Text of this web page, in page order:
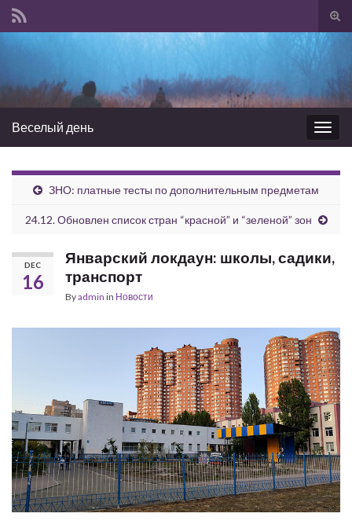
Веселый день
ЗНО: платные тесты по дополнительным предметам
24.12. Обновлен список стран “красной” и “зеленой” зон
DEC
16
Январский локдаун: школы, садики,
транспорт
Byadmin in Новости